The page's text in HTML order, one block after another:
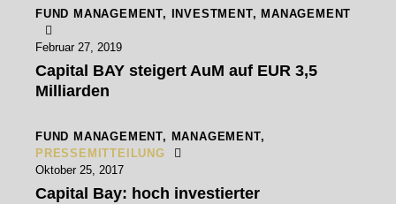
FUND MANAGEMENT, INVESTMENT, MANAGEMENT
Februar 27, 2019
Capital BAY steigert AuM auf EUR 3,5
Milliarden
FUND MANAGEMENT, MANAGEMENT,
PRESSEMITTEILUNG
Oktober 25, 2017
Capital Bay: hoch investierter